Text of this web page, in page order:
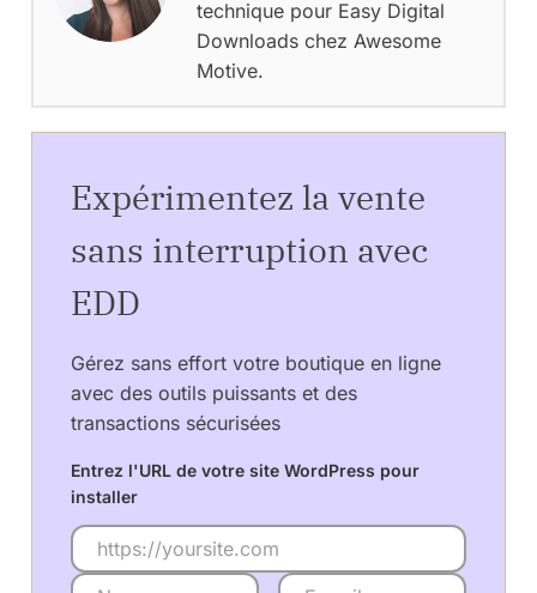
technique pour Easy Digital
Downloads chez Awesome
Motive.
Expérimentez la vente
sans interruption avec
EDD
Gérez sans effort votre boutique en ligne
avec des outils puissants et des
transactions sécurisées
Entrez l'URL de votre site WordPress pour
installer